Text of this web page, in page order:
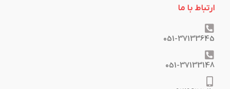
ارتباط با ما
051-37133645
051-37133148